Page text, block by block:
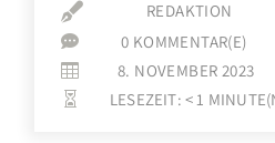
 REDAKTION
 0 KOMMENTAR(E)
 8. NOVEMBER 2023
 LESEZEIT: < 1